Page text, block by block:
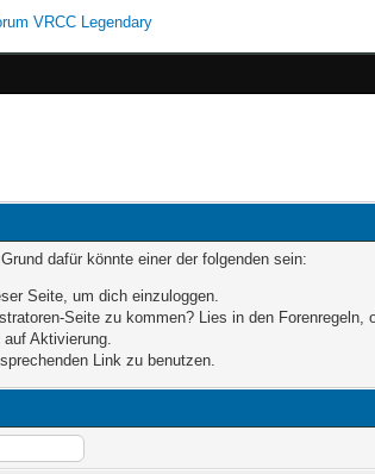
dafür könnte einer der folgenden sein:
Seite, um dich einzuloggen.
Seite zu kommen? Lies in den Forenregeln,
Aktivierung.
Link zu benutzen.